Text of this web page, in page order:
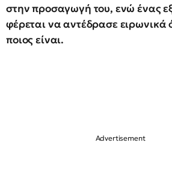
στην προσαγωγή του, ενώ ένας
φέρεται να αντέδρασε ειρωνικά
ποιος είναι.